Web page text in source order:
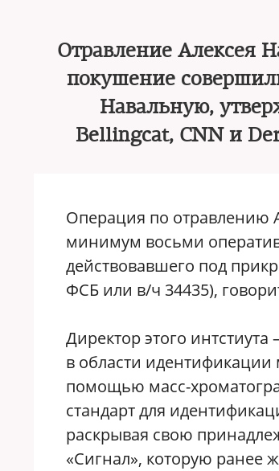
Отравление Алексея
покушение
Навальную,
Bellingcat, CNN и
Операция по отравлению
минимум восьми
действовавшего под
ФСБ или в/ч 34435),
Директор этого
в области
помощью масс-
стандарт для
раскрывая свою
«Сигнал», которую ранее